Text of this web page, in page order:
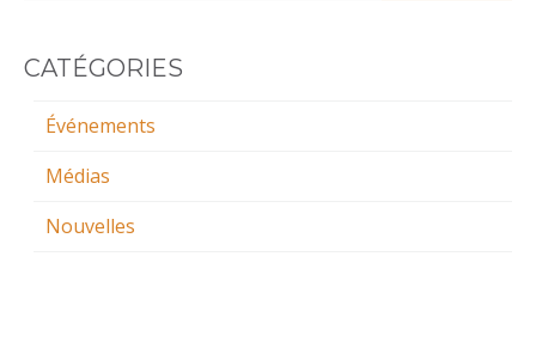
CATÉGORIES
Événements
Médias
Nouvelles